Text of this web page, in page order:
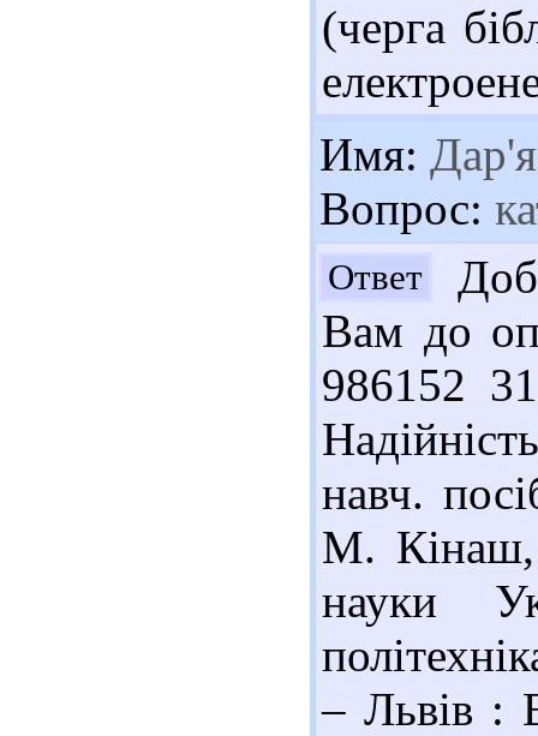
(черга
Имя: Дар'я
Вопрос:
Ответ
Вам до
986152
навч.
М. Кінаш,
науки
– Львів :